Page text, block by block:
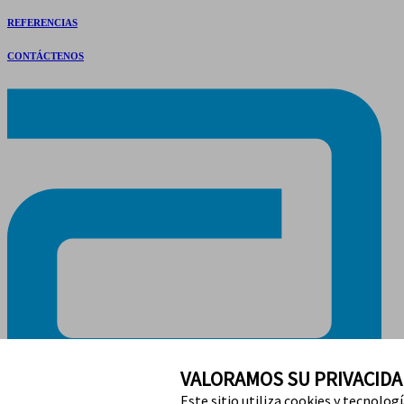
REFERENCIAS
CONTÁCTENOS
VALORAMOS SU
Este sitio utiliza cookies y